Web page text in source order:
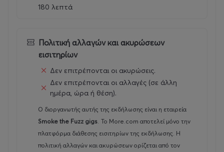
180 λεπτά
Πολιτική αλλαγών και ακυρώσεων
εισιτηρίων
Δεν επιτρέπονται οι ακυρώσεις.
Δεν επιτρέπονται οι αλλαγές (σε άλλη
ημέρα, ώρα ή θέση).
Ο διοργανωτής αυτής της εκδήλωσης είναι η εταιρεία
Smoke the Fuzz gigs. Το More.com αποτελεί μόνο την
πλατφόρμα διάθεσης εισιτηρίων της εκδήλωσης. Η
πολιτική αλλαγών και ακυρώσεων ορίζεται από τον